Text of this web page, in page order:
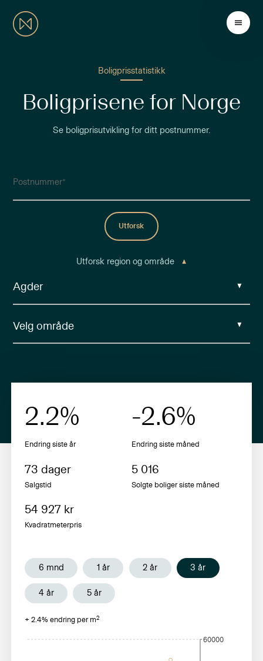
Boligprisstatistikk
Boligprisene for Norge
Se boligprisutvikling for ditt postnummer.
Postnummer
Utforsk
Utforsk region og område
2.2%
Endring siste år
-2.6%
Endring siste måned
73 dager
Salgstid
5 016
Solgte boliger siste måned
54 927 kr
Kvadratmeterpris
6 mnd 1 år 2 år 3 år
4 år 5 år
+2.4% endring per m2
60000